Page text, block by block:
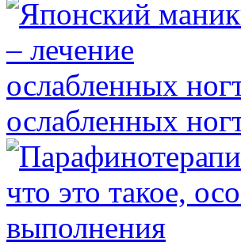
ослабленных